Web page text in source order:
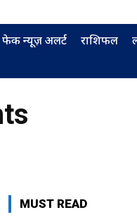
फेक न्यूज़ अलर्ट राशिफल
MUST READ